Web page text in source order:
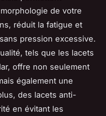
de votre
réduit la fatigue et
pression excessive.
tels que les lacets
offre non seulement
également une
des lacets anti-
en évitant les